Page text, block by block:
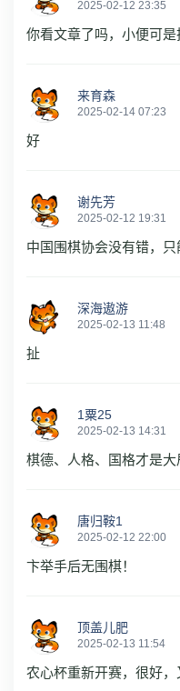
2025-02-12 23:35
你看文章了吗，小便可
来育森
2025-02-14 07:23
好
谢先芳
2025-02-12 19:31
中国围棋协会没有错，只
深海遨游
2025-02-13 11:48
扯
1粟25
2025-02-13 14:31
棋德、人格、国格才是大
唐归鞍1
2025-02-12 22:00
卞举手后无围棋！
顶盖儿肥
2025-02-13 11:54
农心杯重新开赛，很好，